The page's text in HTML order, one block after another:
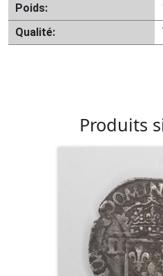
Poids:
Qualité:
Produits